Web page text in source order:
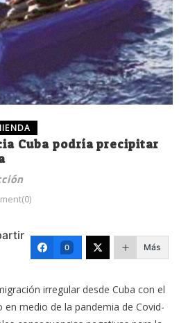
Cuba podría precipitar
0 Más
irregular desde Cuba con el
medio de la pandemia de Covid-